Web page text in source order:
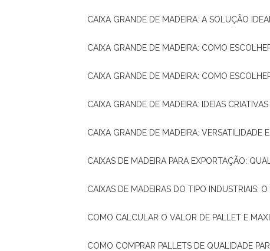
CAIXA GRANDE DE MADEIRA: A SOLUÇÃO
CAIXA GRANDE DE MADEIRA: COMO
CAIXA GRANDE DE MADEIRA: COMO
CAIXA GRANDE DE MADEIRA: IDEIAS
CAIXA GRANDE DE MADEIRA: VERSATILIDADE
CAIXAS DE MADEIRA PARA EXPORTAÇÃO:
CAIXAS DE MADEIRAS DO TIPO INDUSTRIAIS:
COMO CALCULAR O VALOR DE PALLET E
COMO COMPRAR PALLETS DE QUALIDADE